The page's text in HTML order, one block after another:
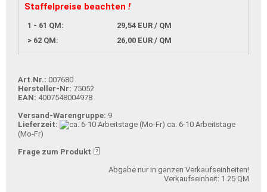
Staffelpreise beachten !
1 - 61 QM:
29,54 EUR / QM
> 62 QM:
26,00 EUR / QM
Art.Nr.: 007680
Hersteller-Nr: 75052
EAN: 4007548004978
Versand-Warengruppe: 9
Lieferzeit:
ca. 6-10 Arbeitstage
(Mo-Fr)
Frage zum Produkt
Abgabe nur in ganzen Verkaufseinheiten!
Verkaufseinheit: 1.25 QM